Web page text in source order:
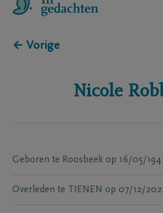
← Vorige
Nicole
Geboren te Roosbeek op 16/05/
Overleden te TIENEN op 07/12/